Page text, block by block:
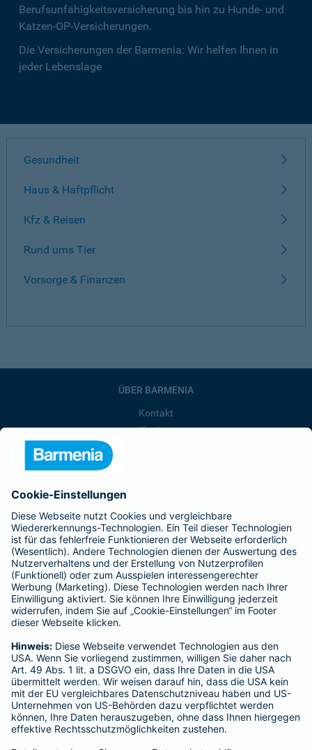
Berufsunfähigkeitsversicherung bis hin zu Hunde- und
Katzen-OP-Versicherungen.
Die Versicherungen der Barmenia: Wir helfen Ihnen in
jeder Lebenslage
Gesundheit
Haus & Haftpflicht
Kfz & Reisen
Rund ums Tier
Vorsorge & Finanzen
ÜBER BARMENIA
Kontakt
Karriere
Affiliate-Partner werden
Barmenia ist Teil der BarmeniaGothaer
BELIEBTE SEITEN
Kranken-Zusatzversicherung
Tierversicherungen
Haftpflichtversicherung
Hausratversicherung
SERVICE
Adresse ändern
Schaden melden
Kilometerstandsmeldung
Serviceübersicht